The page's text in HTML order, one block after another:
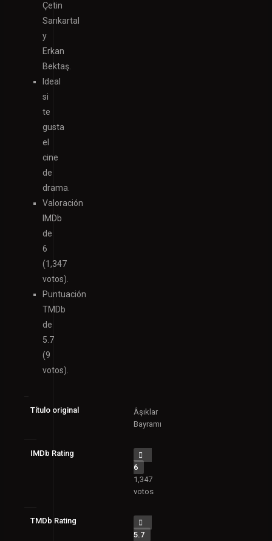
Çetin
Sarıkartal
y
Erkan
Bektaş.
Ideal
si
te
gusta
el
cine
de
drama.
Valoración
IMDb
de
6
(1,347
votos).
Puntuación
TMDb
de
5.7
(9
votos).
Título original
Âşıklar
Bayramı
IMDb Rating
6
1,347
votos
TMDb Rating
5.7